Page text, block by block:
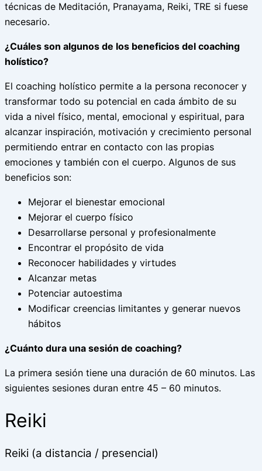
técnicas de Meditación, Pranayama, Reiki, TRE si fuese
necesario.
¿Cuáles son algunos de los beneficios del coaching
holístico?
El coaching holístico permite a la persona reconocer y
transformar todo su potencial en cada ámbito de su
vida a nivel físico, mental, emocional y espiritual, para
alcanzar inspiración, motivación y crecimiento personal
permitiendo entrar en contacto con las propias
emociones y también con el cuerpo. Algunos de sus
beneficios son:
Mejorar el bienestar emocional
Mejorar el cuerpo físico
Desarrollarse personal y profesionalmente
Encontrar el propósito de vida
Reconocer habilidades y virtudes
Alcanzar metas
Potenciar autoestima
Modificar creencias limitantes y generar nuevos
hábitos
¿Cuánto dura una sesión de coaching?
La primera sesión tiene una duración de 60 minutos. Las
siguientes sesiones duran entre 45 – 60 minutos.
Reiki
Reiki (a distancia / presencial)